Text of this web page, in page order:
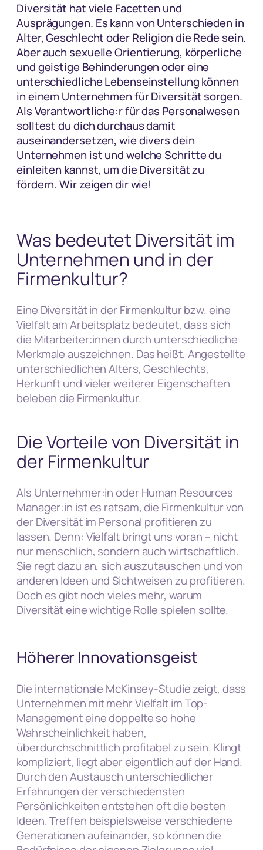
Diversität hat viele Facetten und
Ausprägungen. Es kann von Unterschieden in
Alter, Geschlecht oder Religion die Rede sein.
Aber auch sexuelle Orientierung, körperliche
und geistige Behinderungen oder eine
unterschiedliche Lebenseinstellung können
in einem Unternehmen für Diversität sorgen.
Als Verantwortliche:r für das Personalwesen
solltest du dich durchaus damit
auseinandersetzen, wie divers dein
Unternehmen ist und welche Schritte du
einleiten kannst, um die Diversität zu
fördern. Wir zeigen dir wie!
Was bedeutet Diversität im
Unternehmen und in der
Firmenkultur?
Eine Diversität in der Firmenkultur bzw. eine
Vielfalt am Arbeitsplatz bedeutet, dass sich
die Mitarbeiter:innen durch unterschiedliche
Merkmale auszeichnen. Das heißt, Angestellte
unterschiedlichen Alters, Geschlechts,
Herkunft und vieler weiterer Eigenschaften
beleben die Firmenkultur.
Die Vorteile von Diversität in
der Firmenkultur
Als Unternehmer:in oder Human Resources
Manager:in ist es ratsam, die Firmenkultur von
der Diversität im Personal profitieren zu
lassen. Denn: Vielfalt bringt uns voran – nicht
nur menschlich, sondern auch wirtschaftlich.
Sie regt dazu an, sich auszutauschen und von
anderen Ideen und Sichtweisen zu profitieren.
Doch es gibt noch vieles mehr, warum
Diversität eine wichtige Rolle spielen sollte.
Höherer Innovationsgeist
Die internationale McKinsey-Studie zeigt, dass
Unternehmen mit mehr Vielfalt im Top-
Management eine doppelte so hohe
Wahrscheinlichkeit haben,
überdurchschnittlich profitabel zu sein. Klingt
kompliziert, liegt aber eigentlich auf der Hand.
Durch den Austausch unterschiedlicher
Erfahrungen der verschiedensten
Persönlichkeiten entstehen oft die besten
Ideen. Treffen beispielsweise verschiedene
Generationen aufeinander, so können die